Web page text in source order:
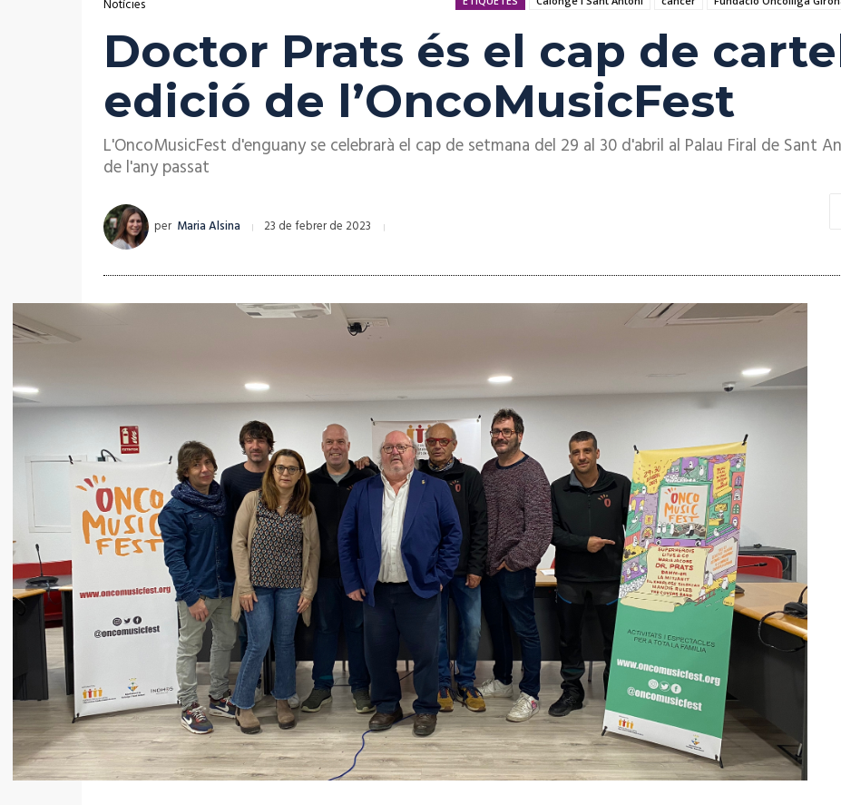
Notícies
Doctor Prats és el cap de
edició de l’OncoMusicFest
L'OncoMusicFest d'enguany se celebrarà el cap de setmana del 29 al 30 d'abril al Palau Firal de Sant
de l'any passat
per Maria Alsina 23 de febrer de 2023